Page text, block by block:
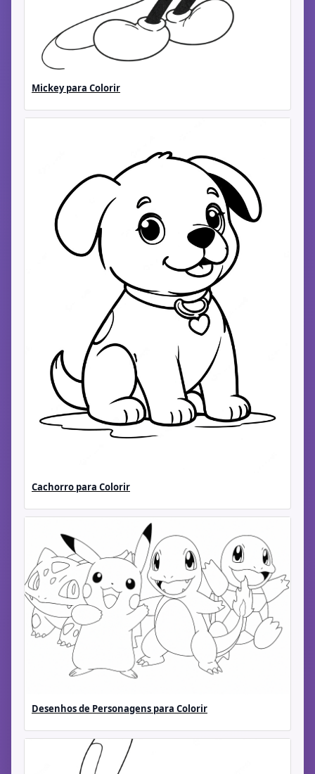
Mickey para Colorir
Cachorro para Colorir
Desenhos de Personagens para Colorir